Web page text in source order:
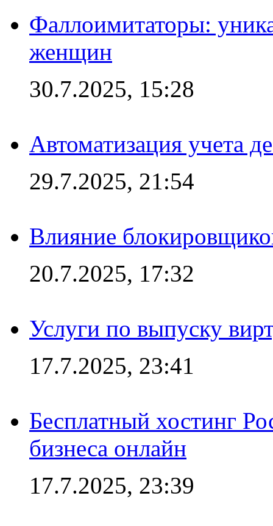
Фаллоимитаторы:
женщин
30.7.2025, 15:28
Автоматизация учета
29.7.2025, 21:54
Влияние
20.7.2025, 17:32
Услуги по выпуску
17.7.2025, 23:41
Бесплатный хостинг
бизнеса онлайн
17.7.2025, 23:39